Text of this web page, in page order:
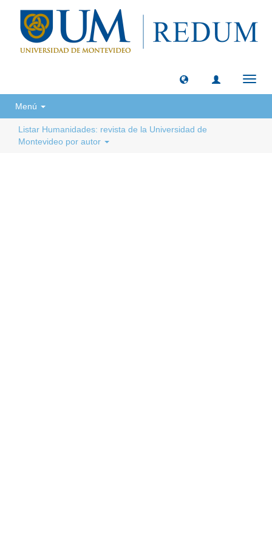
Menú
Listar Humanidades: revista de la Universidad de
Montevideo por autor